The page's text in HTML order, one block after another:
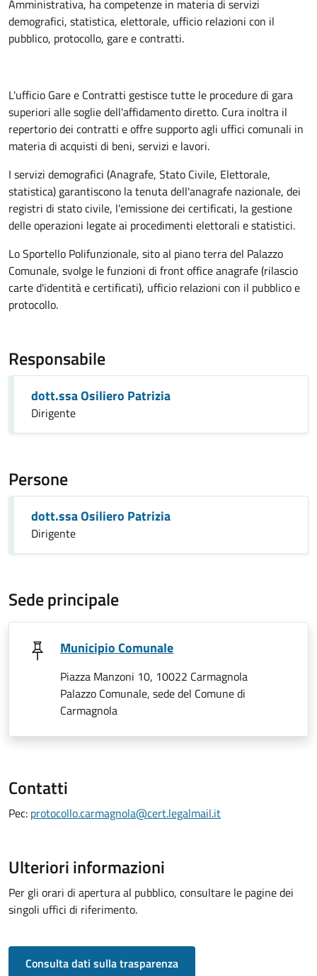
Amministrativa, ha competenze in materia di servizi
demografici, statistica, elettorale, ufficio relazioni con il
pubblico, protocollo, gare e contratti.
L'ufficio Gare e Contratti gestisce tutte le procedure di gara
superiori alle soglie dell'affidamento diretto. Cura inoltra il
repertorio dei contratti e offre supporto agli uffici comunali in
materia di acquisti di beni, servizi e lavori.
I servizi demografici (Anagrafe, Stato Civile, Elettorale,
statistica) garantiscono la tenuta dell'anagrafe nazionale, dei
registri di stato civile, l'emissione dei certificati, la gestione
delle operazioni legate ai procedimenti elettorali e statistici.
Lo Sportello Polifunzionale, sito al piano terra del Palazzo
Comunale, svolge le funzioni di front office anagrafe (rilascio
carte d'identità e certificati), ufficio relazioni con il pubblico e
protocollo.
Responsabile
dott.ssa Osiliero Patrizia
Dirigente
Persone
dott.ssa Osiliero Patrizia
Dirigente
Sede principale
Municipio Comunale
Piazza Manzoni 10, 10022 Carmagnola
Palazzo Comunale, sede del Comune di
Carmagnola
Contatti
Pec: protocollo.carmagnola@cert.legalmail.it
Ulteriori informazioni
Per gli orari di apertura al pubblico, consultare le pagine dei
singoli uffici di riferimento.
Consulta dati sulla trasparenza